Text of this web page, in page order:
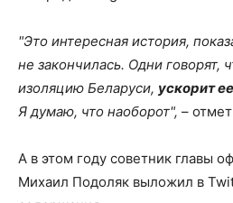
"Это интересная история,
не закончилась. Одни говорят,
изоляцию Беларуси, ускорит
Я думаю, что наоборот", –
А в этом году советник главы
Михаил Подоляк выложил в